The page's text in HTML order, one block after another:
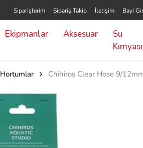
Siparişlerim Sipariş Takip İletişim Bayi
Ekipmanlar Aksesuar
Su
Kimyası
Hortumlar Chihiros Clear Hose 9/